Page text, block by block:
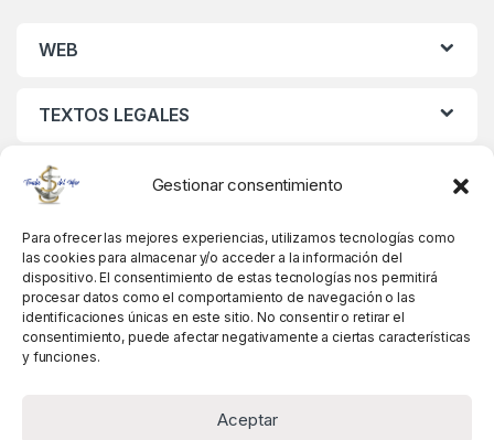
Gestionar consentimiento
Para ofrecer las mejores experiencias, utilizamos tecnologías como
las cookies para almacenar y/o acceder a la información del
dispositivo. El consentimiento de estas tecnologías nos permitirá
procesar datos como el comportamiento de navegación o las
identificaciones únicas en este sitio. No consentir o retirar el
consentimiento, puede afectar negativamente a ciertas características
y funciones.
Aceptar
WEB
TEXTOS LEGALES
MIS DATOS